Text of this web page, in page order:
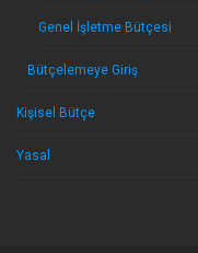
Genel İşletme Bütçesi
Bütçelemeye Giriş
Kişisel Bütçe
Yasal